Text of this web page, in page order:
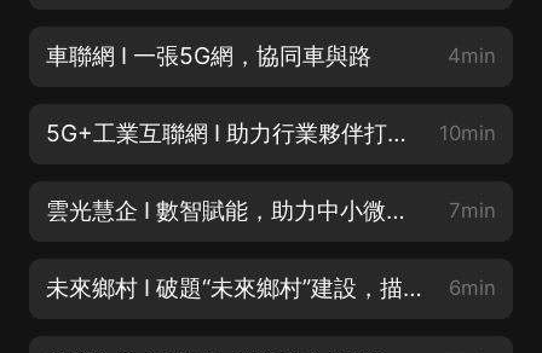
車聯網 I 一張5G網，協同車與路 4min
5G+工業互聯網 I 助力行業夥伴打造全球“燈塔工廠” 10min
雲光慧企 I 數智賦能，助力中小微企業紓困解難 7min
未來鄉村 I 破題“未來鄉村”建設，描繪共同富裕新圖景 6min